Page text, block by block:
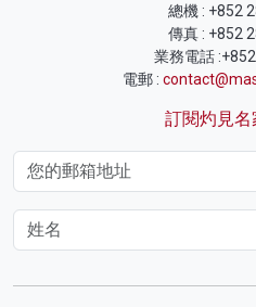
總機 : +852
傳真 : +852
業務電話
電郵 :
訂閱灼見名